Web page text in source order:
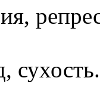
сухость.